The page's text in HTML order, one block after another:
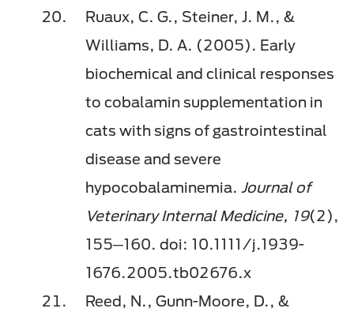
Ruaux, C. G., Steiner, J. M., &
Williams, D. A. (2005). Early
biochemical and clinical responses
to cobalamin supplementation in
cats with signs of gastrointestinal
disease and severe
hypocobalaminemia. Journal of
Veterinary Internal Medicine, 19(2),
155─160. doi: 10.1111/j.1939-
1676.2005.tb02676.x
Reed, N., Gunn-Moore, D., &